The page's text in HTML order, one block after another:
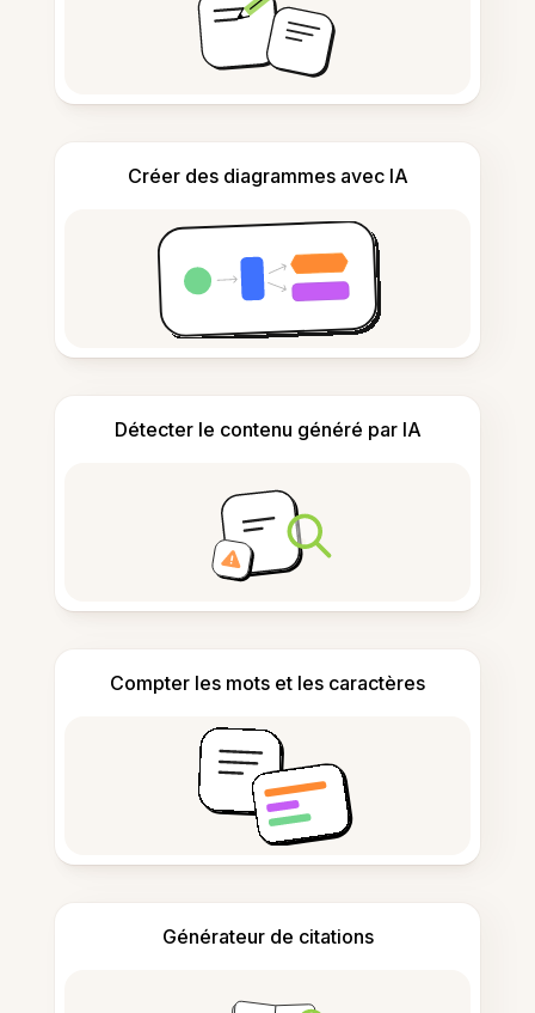
Créer des diagrammes avec IA
Détecter le contenu généré par IA
Compter les mots et les caractères
Générateur de citations